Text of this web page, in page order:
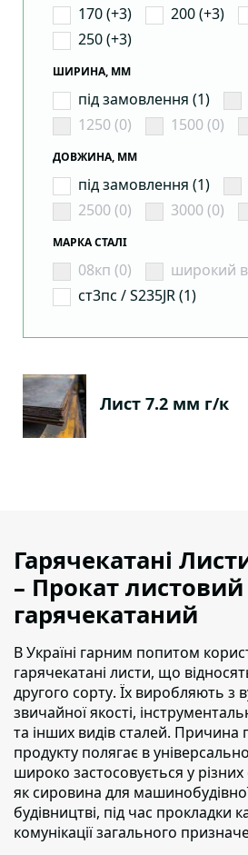
170 (+3)
200 (+3)
250 (+3)
ШИРИНА, ММ
під замовлення (1)
1250 (0)
1500 (0)
ДОВЖИНА, ММ
під замовлення (1)
2500 (0)
3000 (0)
МАРКА СТАЛІ
08кп (0)
широкий
ст3пс / S235JR (1)
Лист 7.2 мм г/к
Гарячекатані
– Прокат листовий
гарячекатаний
В Україні гарним попитом
гарячекатані листи, що
другого сорту. Їх виробляють з
звичайної якості,
та інших видів сталей. Причина
продукту полягає в
широко застосовується у різних
як сировина для машинобудівної
будівництві, під час прокладки
комунікації загального